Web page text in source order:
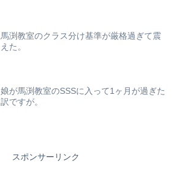
馬渕教室のクラス分け基準が厳格過ぎて震
えた。
娘が馬渕教室のSSSに入って1ヶ月が過ぎた
訳ですが。
スポンサーリンク